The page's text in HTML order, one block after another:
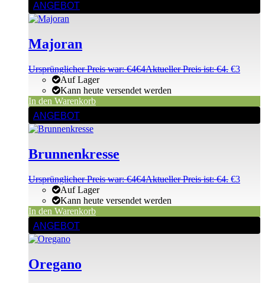
ANGEBOT
Majoran
Ursprünglicher Preis war: €4€4Aktueller Preis ist: €4. €3
Auf Lager
Kann heute versendet werden
In den Warenkorb
ANGEBOT
Brunnenkresse
Ursprünglicher Preis war: €4€4Aktueller Preis ist: €4. €3
Auf Lager
Kann heute versendet werden
In den Warenkorb
ANGEBOT
Oregano